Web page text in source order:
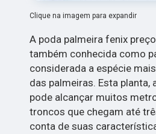
Clique na imagem para expandir
A poda palmeira fenix
também conhecida como
considerada a espécie
das palmeiras. Esta planta,
pode alcançar muitos
troncos que chegam até
conta de suas